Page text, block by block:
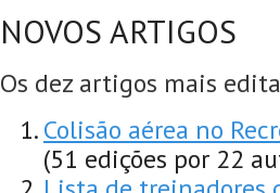
NOVOS ARTIGOS
Os dez artigos mais
Colisão aérea no
(51 edições por 22